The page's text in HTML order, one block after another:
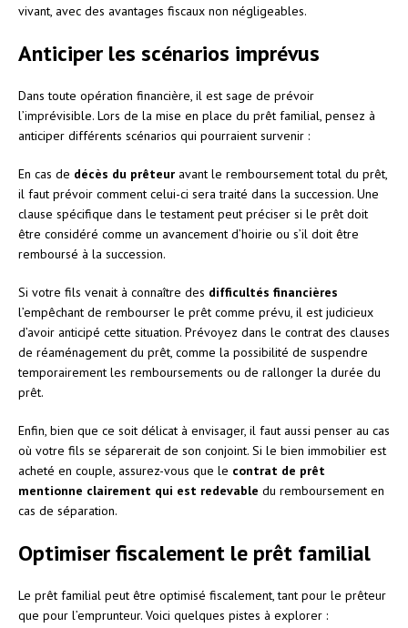
vivant, avec des avantages fiscaux non négligeables.
Anticiper les scénarios imprévus
Dans toute opération financière, il est sage de prévoir
l’imprévisible. Lors de la mise en place du prêt familial, pensez à
anticiper différents scénarios qui pourraient survenir :
En cas de décès du prêteur avant le remboursement total du prêt,
il faut prévoir comment celui-ci sera traité dans la succession. Une
clause spécifique dans le testament peut préciser si le prêt doit
être considéré comme un avancement d’hoirie ou s’il doit être
remboursé à la succession.
Si votre fils venait à connaître des difficultés financières
l’empêchant de rembourser le prêt comme prévu, il est judicieux
d’avoir anticipé cette situation. Prévoyez dans le contrat des clauses
de réaménagement du prêt, comme la possibilité de suspendre
temporairement les remboursements ou de rallonger la durée du
prêt.
Enfin, bien que ce soit délicat à envisager, il faut aussi penser au cas
où votre fils se séparerait de son conjoint. Si le bien immobilier est
acheté en couple, assurez-vous que le contrat de prêt
mentionne clairement qui est redevable du remboursement en
cas de séparation.
Optimiser fiscalement le prêt familial
Le prêt familial peut être optimisé fiscalement, tant pour le prêteur
que pour l’emprunteur. Voici quelques pistes à explorer :